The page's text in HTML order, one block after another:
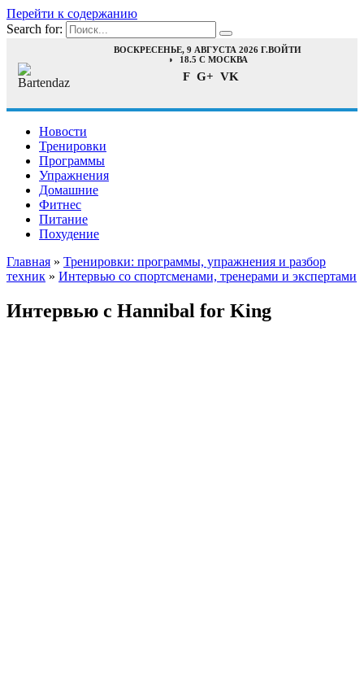
Перейти к содержанию
Search for:
ВОСКРЕСЕНЬЕ, 9 АВГУСТА 2026 Г.ВОЙТИ
18.5 C МОСКВА
F G+ VK
Новости
Тренировки
Программы
Упражнения
Домашние
Фитнес
Питание
Похудение
Главная » Тренировки: программы, упражнения и разбор
техник » Интервью со спортсменами, тренерами и экспертами
Интервью с Hannibal for King